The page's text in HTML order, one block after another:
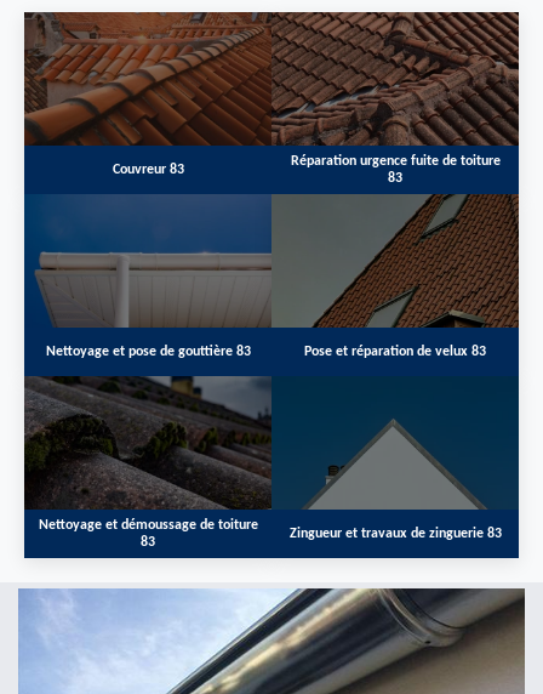
Couvreur 83
Réparation urgence fuite de toiture
83
Nettoyage et pose de gouttière 83 Pose et réparation de velux 83
Nettoyage et démoussage de toiture
83
Zingueur et travaux de zinguerie 83